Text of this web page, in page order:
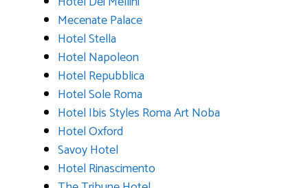
Mecenate Palace
Hotel Stella
Hotel Napoleon
Hotel Repubblica
Hotel Sole Roma
Hotel Ibis Styles Roma Art Noba
Hotel Oxford
Savoy Hotel
Hotel Rinascimento